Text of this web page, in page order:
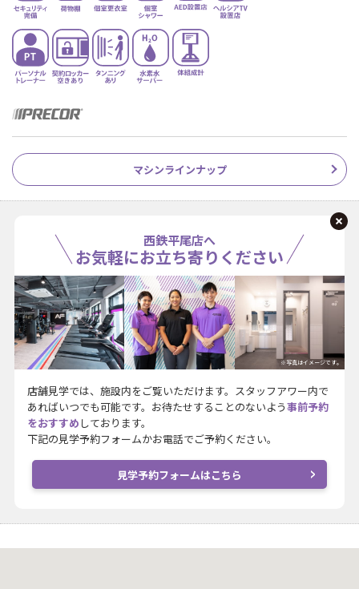
マシンラインナップ
西鉄平尾店へ
お気軽にお立ち寄りください
※写真はイメージです。
店舗見学では、施設内をご覧いただけます。スタッフアワー内で
あればいつでも可能です。お待たせすることのないよう事前予約
をおすすめ しております。
下記の見学予約フォームかお電話でご予約ください。
見学予約フォームはこちら